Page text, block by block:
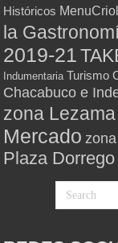
Históricos
la
2019-21
Indumentaria Turismo
Chacabuco e
zona Lezama
Mercado
Plaza Dorrego